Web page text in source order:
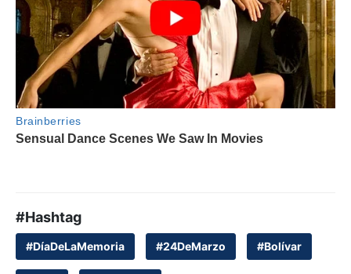
#Hashtag
#DíaDeLaMemoria #24DeMarzo #Bolívar